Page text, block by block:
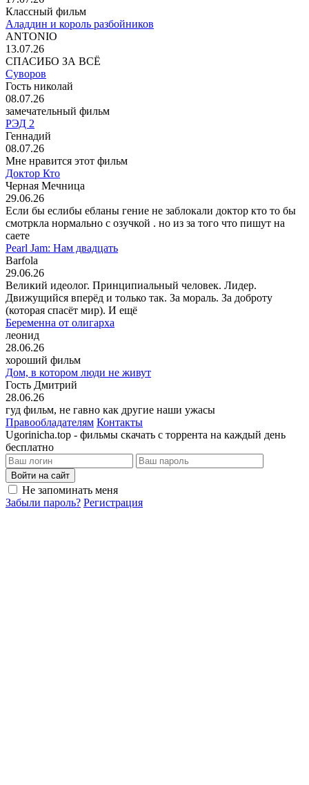
Классный фильм
Аладдин и король разбойников
ANTONIO
13.07.26
СПАСИБО ЗА ВСЁ
Суворов
Гость николай
08.07.26
замечательный фильм
РЭД 2
Геннадий
08.07.26
Мне нравится этот фильм
Доктор Кто
Черная Мечница
29.06.26
Если бы еслибы ебланы гение не заблокали доктор кто то бы
смотркла нормально с озучкой . но из за того что пишут на
саете
Pearl Jam: Нам двадцать
Barfola
29.06.26
Великий идеолог. Принципиальный человек. Лидер.
Движущийся вперёд и только так. За мораль. За доброту
(которая спасёт мир). И ещё
Беременна от олигарха
леонид
28.06.26
хороший фильм
Дом, в котором люди не живут
Гость Дмитрий
28.06.26
гуд фильм, не гавно как другие наши ужасы
Правообладателям Контакты
Ugorinicha.top - фильмы скачать с торрента на каждый день
бесплатно
Войти на сайт
Не запоминать меня
Забыли пароль? Регистрация